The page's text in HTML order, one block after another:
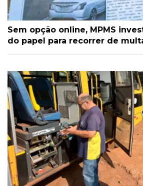
Sem opção online, MPMS
do papel para recorrer de